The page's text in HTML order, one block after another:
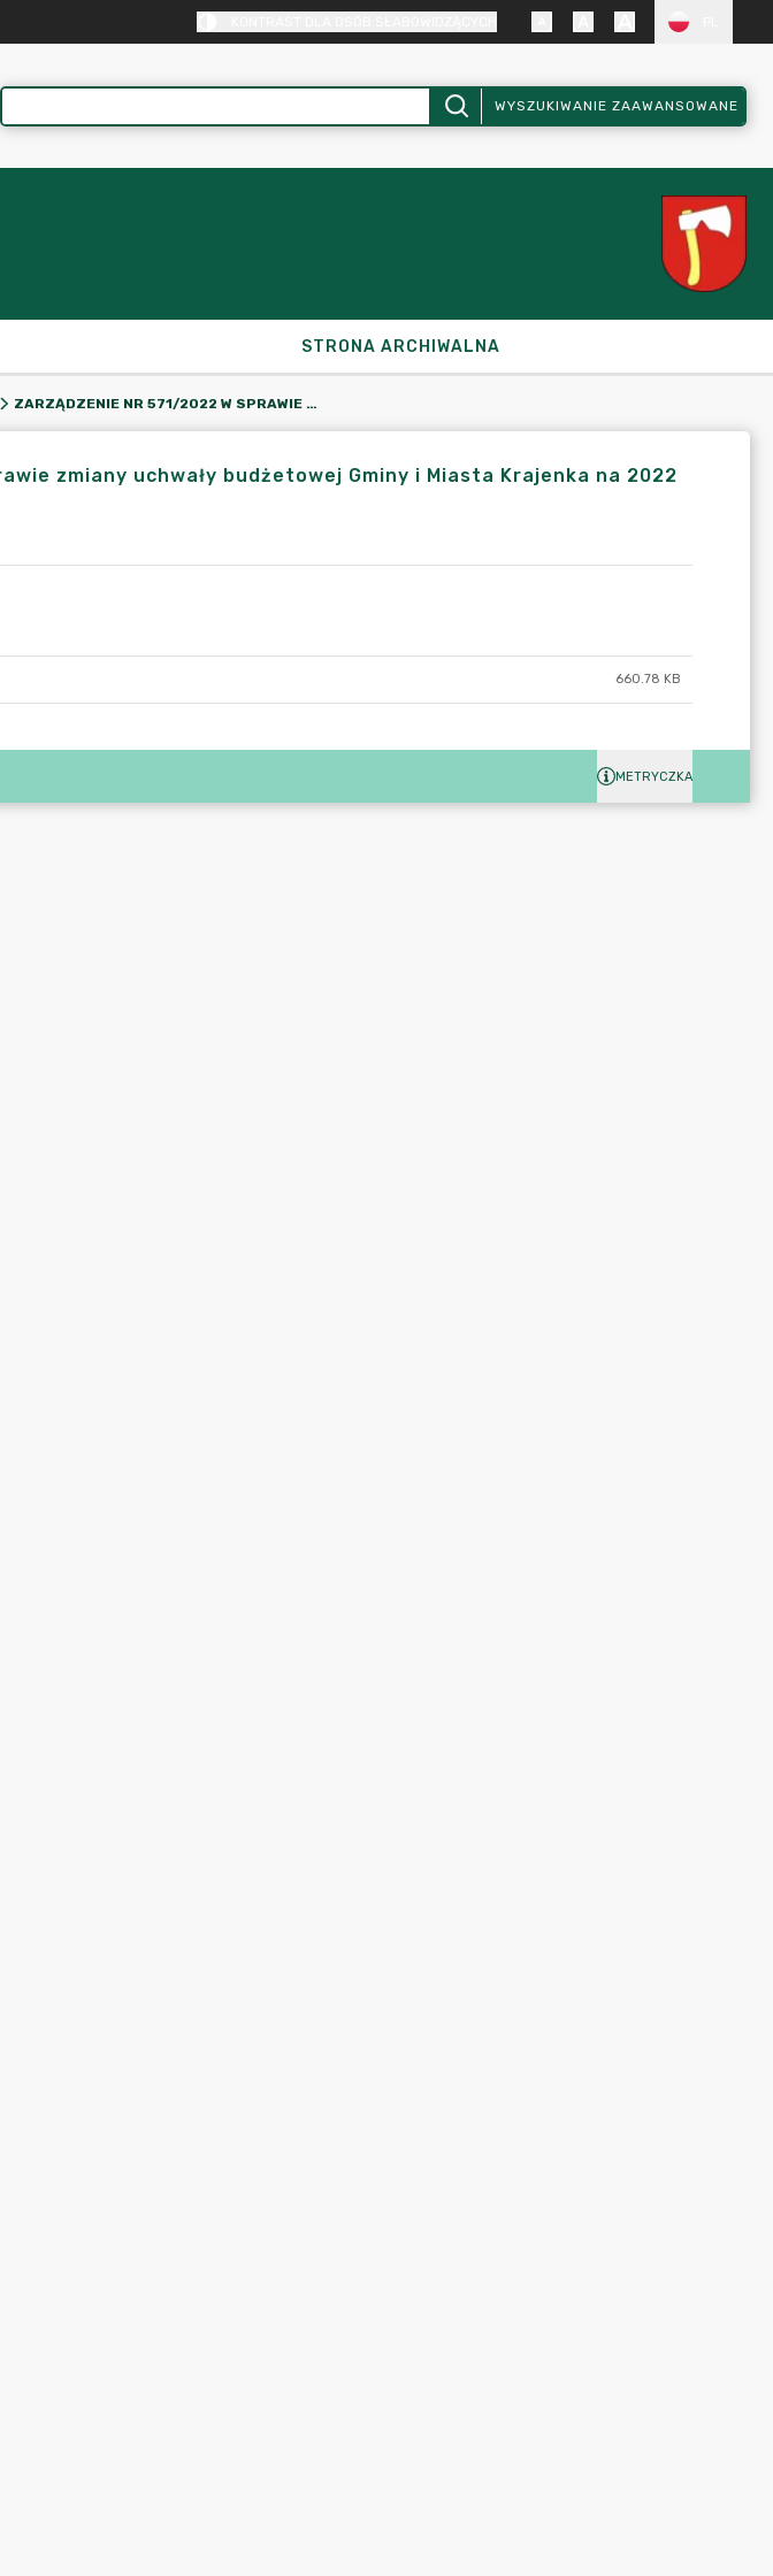
WYSZUKIWANIE ZAAWANSOWANE
STRONA ARCHIWALNA
ZARZĄDZENIE NR 571/2022 W SPRAWIE ZMIANY UCHWAŁY BUDŻETOWEJ GMINY I MIASTA KRAJENKA NA 2022 ROK
zmiany uchwały budżetowej Gminy i Miasta Krajenka na 2022
660.78 KB
METRYCZKA